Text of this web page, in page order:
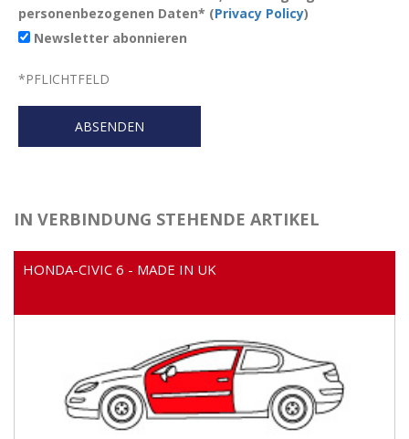
personenbezogenen Daten* (Privacy Policy)
Newsletter abonnieren
*PFLICHTFELD
IN VERBINDUNG STEHENDE ARTIKEL
HONDA-CIVIC 6 - MADE IN UK